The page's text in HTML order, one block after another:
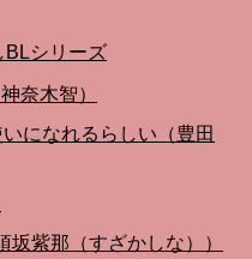
BLシリーズ
奈木智）
になれるらしい（豊田
紫那（すざかしな））